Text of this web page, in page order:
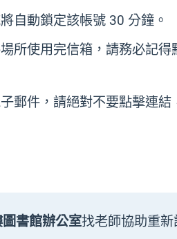
自動鎖定該帳號 30 分鐘。
所使用完信箱，請務必記得
郵件，請絕對不要點擊連
書館辦公室找老師協助重新